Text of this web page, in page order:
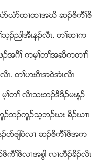
ဎံဏဎံဏထ႕ထ႕အဃိ ဆဥဖိကီႈဖိ
ဥညါအီၚန့ဥလီၚ. တႈဆ႕က
အဂီႈ ကမ့ႈတႈအဆိကတ႕ႈ
ၚ. တႈဟးဂီၚအ၀ဲအံၚလီၚ
တႈ လီၚသးဘဥဒိဒိဥမးန့ဥ
ကူဥဘဥကူဥသ့ဘဥဃး ခိဥဃ႕ၚ
ပဏဖ်ါ၀ဲလ႕ ဆဥဖိကီႈဖိအက
ကီႈဖိလ႕အစြါ လ႕ဟီဥခိဥလိၚ